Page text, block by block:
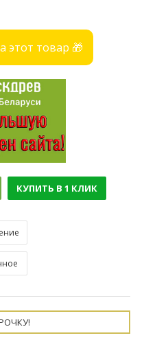
этот товар 🎁
КУПИТЬ В 1 КЛИК